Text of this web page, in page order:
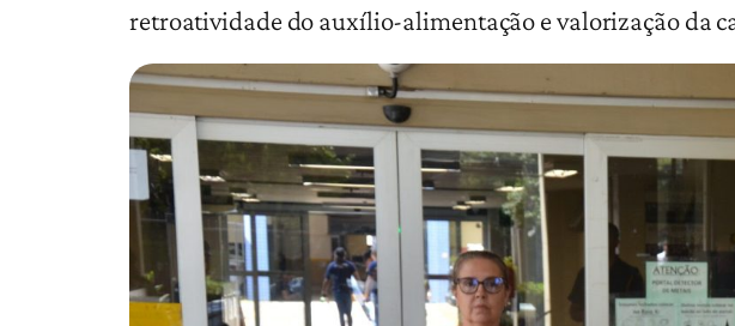
retroatividade do auxílio-alimentação e valorização da